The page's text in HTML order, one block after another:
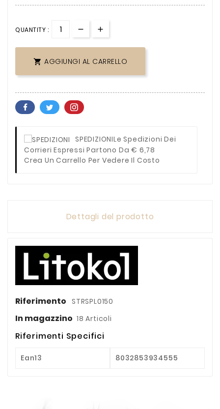
QUANTITY :
 AGGIUNGI AL CARRELLO
SPEDIZIONILe Spedizioni Dei
Corrieri Espressi Partono Da € 6,78
Crea Un Carrello Per Vedere Il Costo
Dettagli del prodotto
Riferimento STRSPL0150
In magazzino 18 Articoli
Riferimenti Specifici
Ean13 8032853934555